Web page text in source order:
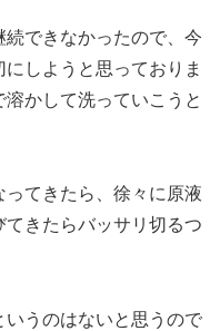
できなかったので、今
しようと思っておりま
かして洗っていこうと
てきたら、徐々に原液
きたらバッサリ切るつ
うのはないと思うので